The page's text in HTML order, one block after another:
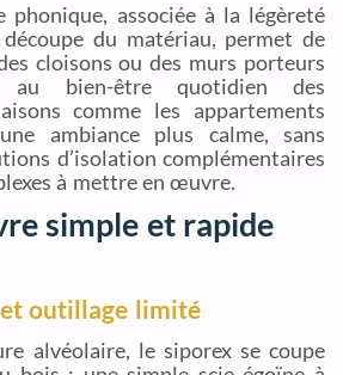
phonique, associée à la légèreté
du matériau, permet de
cloisons ou des murs porteurs
au bien-être quotidien des
comme les appartements
ambiance plus calme, sans
d’isolation complémentaires
à mettre en œuvre.
simple et rapide
outillage limité
alvéolaire, le siporex se coupe